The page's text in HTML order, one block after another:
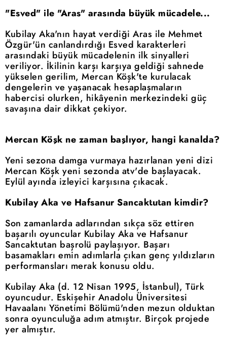
"Esved" ile "Aras" arasında büyük mücadele...
Kubilay Aka'nın hayat verdiği Aras ile Mehmet
Özgür'ün canlandırdığı Esved karakterleri
arasındaki büyük mücadelenin ilk sinyalleri
veriliyor. İkilinin karşı karşıya geldiği sahnede
yükselen gerilim, Mercan Köşk'te kurulacak
dengelerin ve yaşanacak hesaplaşmaların
habercisi olurken, hikâyenin merkezindeki güç
savaşına dair dikkat çekiyor.
Mercan Köşk ne zaman başlıyor, hangi kanalda?
Yeni sezona damga vurmaya hazırlanan yeni dizi
Mercan Köşk yeni sezonda atv'de başlayacak.
Eylül ayında izleyici karşısına çıkacak.
Kubilay Aka ve Hafsanur Sancaktutan kimdir?
Son zamanlarda adlarından sıkça söz ettiren
başarılı oyuncular Kubilay Aka ve Hafsanur
Sancaktutan başrolü paylaşıyor. Başarı
basamakları emin adımlarla çıkan genç yıldızların
performansları merak konusu oldu.
Kubilay Aka (d. 12 Nisan 1995, İstanbul), Türk
oyuncudur. Eskişehir Anadolu Üniversitesi
Havaalanı Yönetimi Bölümü'nden mezun olduktan
sonra oyunculuğa adım atmıştır. Birçok projede
yer almıştır.